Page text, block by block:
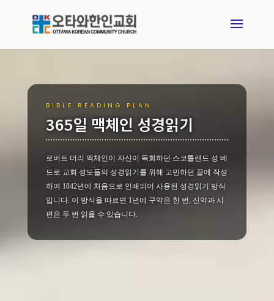
BIBLE READING PLAN
365일 맥체인 성경읽기
로버트 머리 맥체인이 자신이 목회하던 스코틀랜드 성 베
드로 교회 성도들의 성경읽기를 위해 고민하던 끝에 작성
하여 1842년에 처음으로 인쇄되어 사용된 성경읽기 방식
입니다. 이 방식을 따르면 1년에 구약은 한 번, 신약과 시
편은 두 번 읽을 수 있습니다.